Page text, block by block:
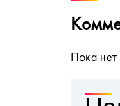
Пока